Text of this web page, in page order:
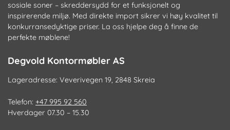
sosiale soner – skreddersydd for et funksjonelt og
inspirerende miljø. Med direkte import sikrer vi høy kvalitet til
konkurransedyktige priser. La oss hjelpe deg å finne de
perfekte møblene!
Degvold Kontormøbler AS
Lageradresse: Veverivegen 19, 2848 Skreia
Telefon: +47 995 92 560
Hverdager 07.30 – 15.30